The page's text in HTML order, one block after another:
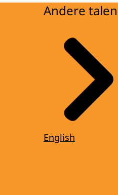
Andere talen
English